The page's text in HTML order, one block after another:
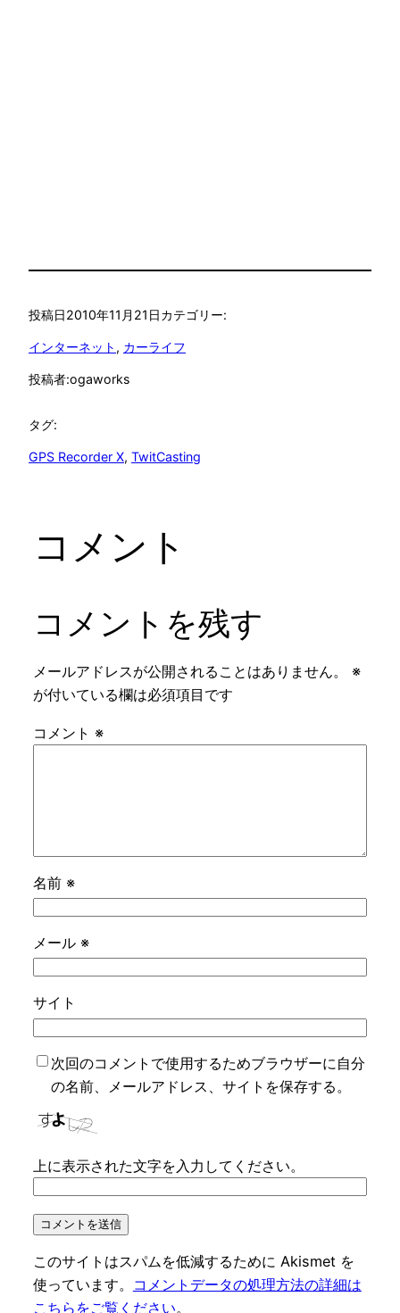
投稿日2010年11月21日カテゴリー:
インターネット , カーライフ
投稿者:ogaworks
タグ:
GPS Recorder X, TwitCasting
コメント
コメントを残す
メールアドレスが公開されることはありません。
※
が付いている欄は必須項目です
コメント ※
名前 ※
メール ※
サイト
次回のコメントで使用するためブラウザーに自分
の名前、メールアドレス、サイトを保存する。
上に表示された文字を入力してください。
このサイトはスパムを低減するために Akismet を
使っています。
コメントデータの処理方法の詳細は
こちらをご覧ください。